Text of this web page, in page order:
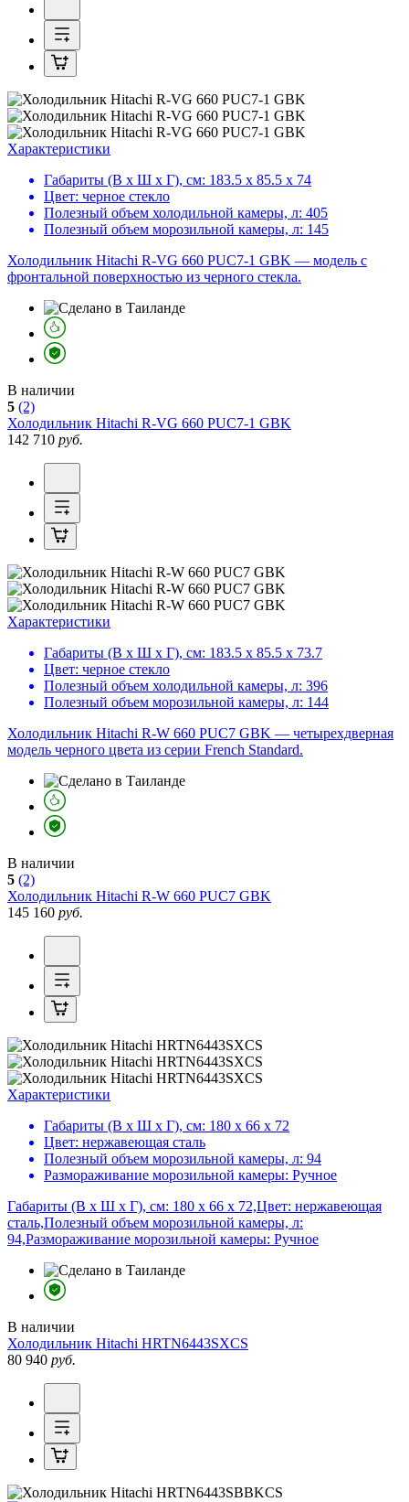
Характеристики
Габариты (В х Ш х Г), см: 183.5 х 85.5 х 74
Цвет: черное стекло
Полезный объем холодильной камеры, л: 405
Полезный объем морозильной камеры, л: 145
Холодильник Hitachi R-VG 660 PUC7-1 GBK — модель с
фронтальной поверхностью из черного стекла.
В наличии
5 (2)
Холодильник Hitachi R-VG 660 PUC7-1 GBK
142 710 руб.
Характеристики
Габариты (В х Ш х Г), см: 183.5 х 85.5 х 73.7
Цвет: черное стекло
Полезный объем холодильной камеры, л: 396
Полезный объем морозильной камеры, л: 144
Холодильник Hitachi R-W 660 PUC7 GBK — четырехдверная
модель черного цвета из серии French Standard.
В наличии
5 (2)
Холодильник Hitachi R-W 660 PUC7 GBK
145 160 руб.
Характеристики
Габариты (В х Ш х Г), см: 180 х 66 х 72
Цвет: нержавеющая сталь
Полезный объем морозильной камеры, л: 94
Размораживание морозильной камеры: Ручное
Габариты (В х Ш х Г), см: 180 х 66 х 72,Цвет: нержавеющая
сталь,Полезный объем морозильной камеры, л:
94,Размораживание морозильной камеры: Ручное
В наличии
Холодильник Hitachi HRTN6443SXCS
80 940 руб.